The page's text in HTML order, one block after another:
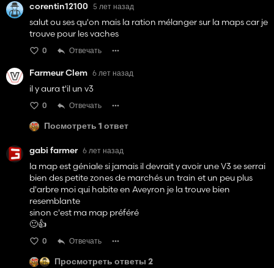
corentin12100 5 лет назад
salut ou ses qu'on mais la ration mélanger sur la maps car je
trouve pour les vaches
0 Отвечать
Farmeur Clem 6 лет назад
il y aura t'il un v3
0 Отвечать
Посмотреть 1 ответ
gabi farmer 6 лет назад
la map est géniale si jamais il devrait y avoir une V3 se serrai
bien des petite zones de marchés un train et un peu plus
d'arbre moi qui habite en Aveyron je la trouve bien
resemblante
sinon c'est ma map préféré
🙂👍
0 Отвечать
Просмотреть ответы 2